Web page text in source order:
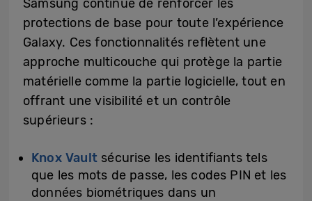
Samsung continue de renforcer les
protections de base pour toute l’expérience
Galaxy. Ces fonctionnalités reflètent une
approche multicouche qui protège la partie
matérielle comme la partie logicielle, tout en
offrant une visibilité et un contrôle
supérieurs :
Knox Vaultsécurise les identifiants tels
que les mots de passe, les codes PIN et les
données biométriques dans un